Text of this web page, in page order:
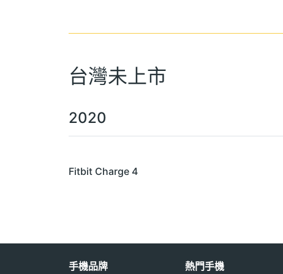
台灣未上市
2020
Fitbit Charge 4
手機品牌 熱門手機